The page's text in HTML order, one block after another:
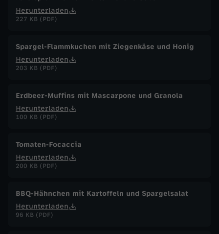
Herunterladen
227 KB (PDF)
Spargel-Flammkuchen mit Ziegenkäse und Honig
Herunterladen
203 KB (PDF)
Erdbeer-Muffins mit Mascarpone und Granola
Herunterladen
100 KB (PDF)
Tomaten-Focaccia
Herunterladen
200 KB (PDF)
BBQ-Hähnchen mit Kartoffeln und Spargelsalat
Herunterladen
96 KB (PDF)